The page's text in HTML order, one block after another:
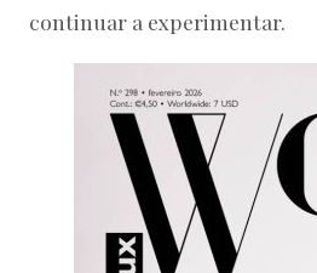
continuar a experimentar.